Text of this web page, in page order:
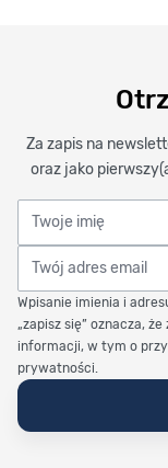
Za zapis na
oraz jako
Twoje imię
Twój adres email
Wpisanie imienia i
„zapisz się” oznacza,
informacji, w tym o
prywatności.